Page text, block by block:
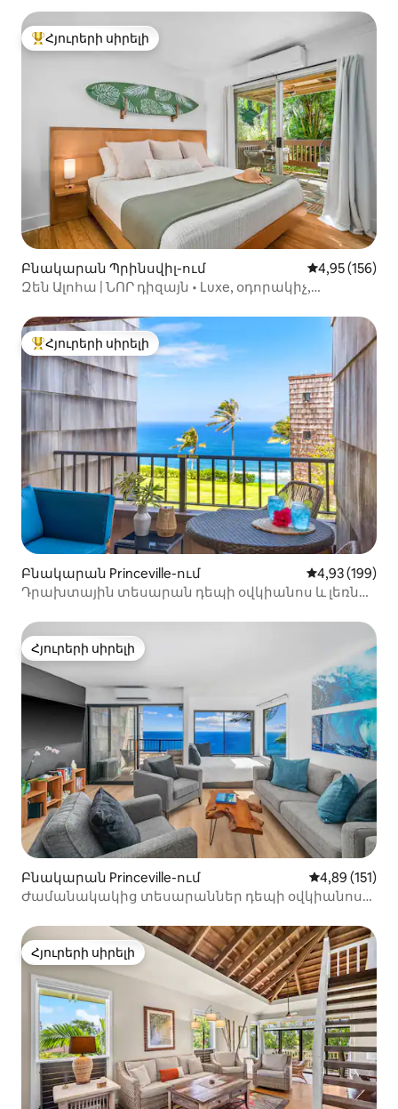
Հյուրերի սիրելի լավագույն տները
Հյուրերի սիրելի
Բնակարան Պրինսվիլ-ում Միջին
4,95 (156)
Զեն Ալոհա | ՆՈՐ դիզայն • Luxe, օդորակիչ,
Հյուրերի սիրելի լավագույն տները
Հյուրերի սիրելի
Բնակարան Princeville-ում Միջին
4,93 (199)
Դրախտային տեսարան դեպի օվկիանոս և լեռներ
տանող արահետ
Հյուրերի սիրելի
Հյուրերի սիրելի
Բնակարան Princeville-ում Միջին
4,89 (151)
Ժամանակակից տեսարաններ դեպի օվկիանոս
Հյուրերի սիրելի
Հյուրերի սիրելի